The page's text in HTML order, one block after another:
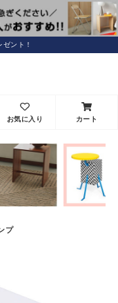
ント！
お気に入り カート
プ